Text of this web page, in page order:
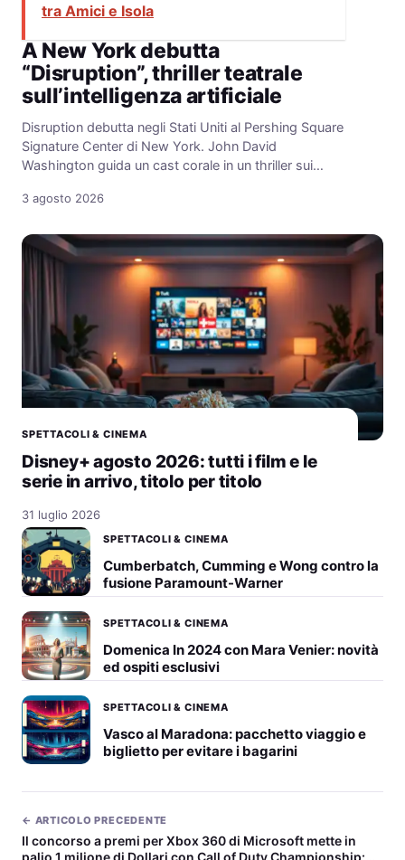
tra Amici e Isola
A New York debutta
“Disruption”, thriller teatrale
sull’intelligenza artificiale
Disruption debutta negli Stati Uniti al Pershing Square
Signature Center di New York. John David
Washington guida un cast corale in un thriller sui…
3 agosto 2026
SPETTACOLI & CINEMA
Disney+ agosto 2026: tutti i film e le
serie in arrivo, titolo per titolo
31 luglio 2026
SPETTACOLI & CINEMA
Cumberbatch, Cumming e Wong contro la
fusione Paramount-Warner
SPETTACOLI & CINEMA
Domenica In 2024 con Mara Venier: novità
ed ospiti esclusivi
SPETTACOLI & CINEMA
Vasco al Maradona: pacchetto viaggio e
biglietto per evitare i bagarini
← ARTICOLO PRECEDENTE
Il concorso a premi per Xbox 360 di Microsoft mette in
palio 1 milione di Dollari con Call of Duty Championship: